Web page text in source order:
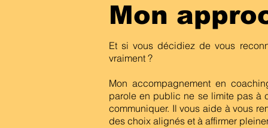
Mon
Et si vous décidiez de vous
vraiment ?
Mon accompagnement en
parole en public ne se limite pas à
communiquer. Il vous aide à vous
des choix alignés et à affirmer